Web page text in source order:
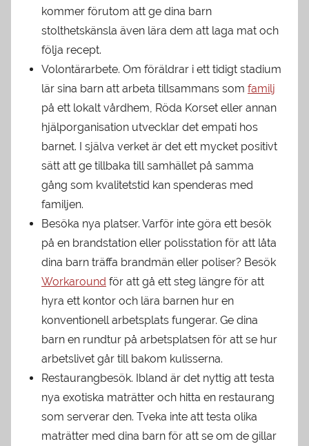
kommer förutom att ge dina barn
stolthetskänsla även lära dem att laga mat och
följa recept.
Volontärarbete. Om föräldrar i ett tidigt stadium
lär sina barn att arbeta tillsammans som familj
på ett lokalt vårdhem, Röda Korset eller annan
hjälporganisation utvecklar det empati hos
barnet. I själva verket är det ett mycket positivt
sätt att ge tillbaka till samhället på samma
gång som kvalitetstid kan spenderas med
familjen.
Besöka nya platser. Varför inte göra ett besök
på en brandstation eller polisstation för att låta
dina barn träffa brandmän eller poliser? Besök
Workaround för att gå ett steg längre för att
hyra ett kontor och lära barnen hur en
konventionell arbetsplats fungerar. Ge dina
barn en rundtur på arbetsplatsen för att se hur
arbetslivet går till bakom kulisserna.
Restaurangbesök. Ibland är det nyttig att testa
nya exotiska maträtter och hitta en restaurang
som serverar den. Tveka inte att testa olika
maträtter med dina barn för att se om de gillar